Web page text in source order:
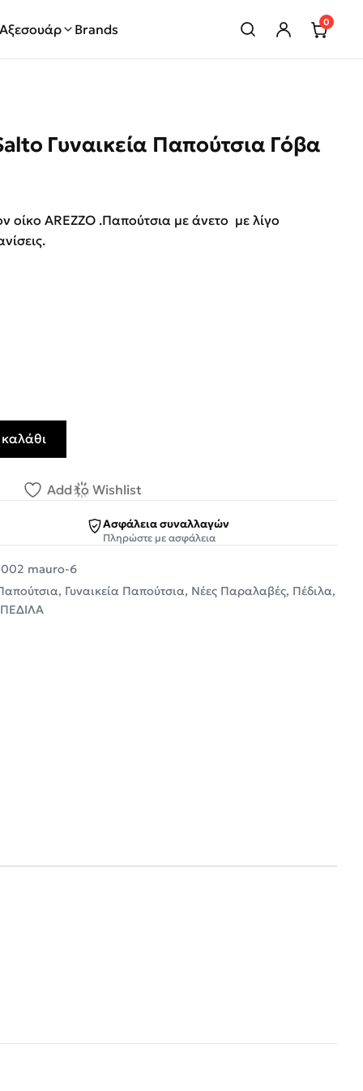
Αξεσουάρ Brands 0
Γυναικεία Παπούτσια Γόβα
was: €109.00.
οίκο AREZZO .Παπούτσια με άνετο με λίγο
Παπούτσια Γόβα A10002 Μαύρο ποσότητα
Add to Wishlist
Ασφάλεια συναλλαγών
Πληρώστε με ασφάλεια
mauro-6
, Γυναικεία Παπούτσια, Νέες Παραλαβές, Πέδιλα,